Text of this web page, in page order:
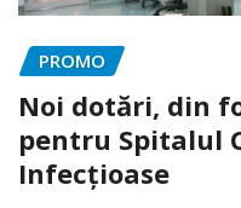
PROMO
Noi dotări, din
pentru Spitalul
Infecțioase